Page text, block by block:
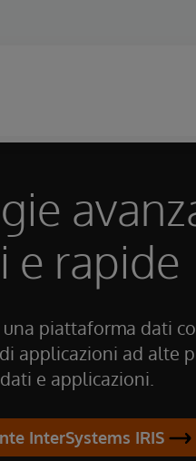
e rapide
una piattaforma dati
applicazioni ad alte
e applicazioni.
InterSystems IRIS